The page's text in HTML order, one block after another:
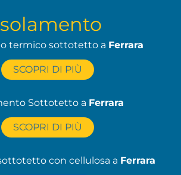
termico sottotetto a Ferrara
SCOPRI DI PIÙ
Sottotetto a Ferrara
SCOPRI DI PIÙ
con cellulosa a Ferrara